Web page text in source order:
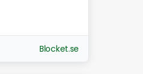
Blocket.se